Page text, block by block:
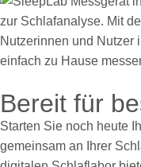
Bereit für
Starten Sie noch heute
gemeinsam an Ihrer